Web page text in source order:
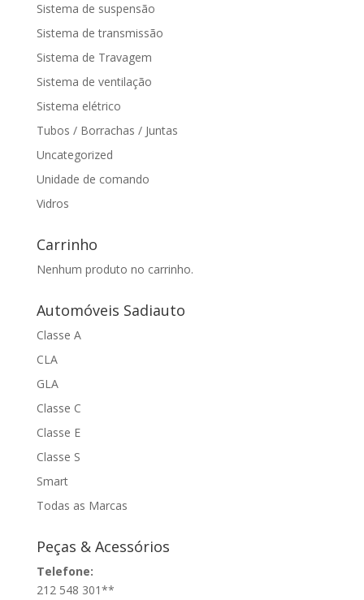
Sistema de suspensão
Sistema de transmissão
Sistema de Travagem
Sistema de ventilação
Sistema elétrico
Tubos / Borrachas / Juntas
Uncategorized
Unidade de comando
Vidros
Carrinho
Nenhum produto no carrinho.
Automóveis Sadiauto
Classe A
CLA
GLA
Classe C
Classe E
Classe S
Smart
Todas as Marcas
Peças & Acessórios
Telefone:
212 548 301**